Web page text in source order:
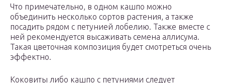
Что примечательно, в одном кашпо можно
объединить несколько сортов растения, а также
посадить рядом с петунией лобелию. Также вместе с
ней рекомендуется высаживать семена аллисума.
Такая цветочная композиция будет смотреться очень
эффектно.
Коковиты либо кашпо с петуниями следует